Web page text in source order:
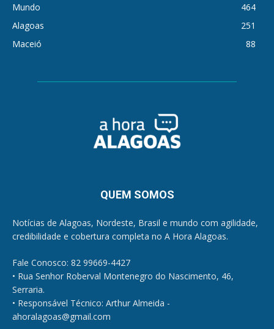
Mundo
464
Alagoas
251
Maceió
88
QUEM SOMOS
Notícias de Alagoas, Nordeste, Brasil e mundo com agilidade,
credibilidade e cobertura completa no A Hora Alagoas.
Fale Conosco: 82 99669-4427
• Rua Senhor Roberval Montenegro do Nascimento, 46,
Serraria.
• Responsável Técnico: Arthur Almeida -
ahoralagoas@gmail.com